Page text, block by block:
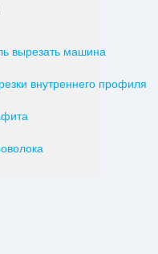
вырезать машина
внутреннего профиля